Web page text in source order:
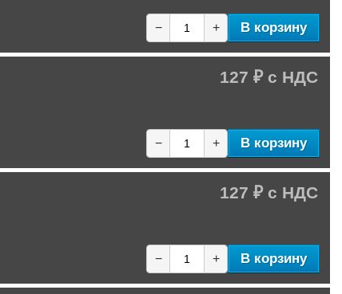
− + В корзину
127 ₽
− + В корзину
127 ₽
− + В корзину